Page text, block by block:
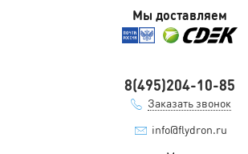
Мы доставляем
8(495)204-10-85
Заказать звонок
info@flydron.ru